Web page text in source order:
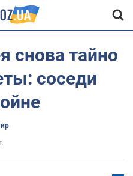
снова тайно
соседи